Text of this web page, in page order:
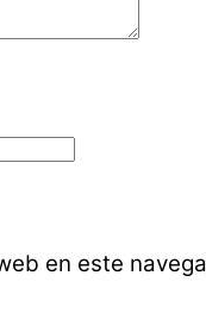
en este